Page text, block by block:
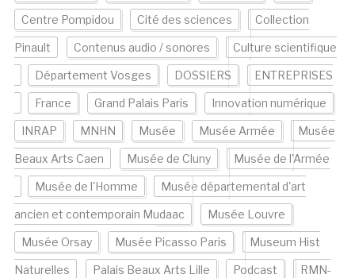
Centre Pompidou Cité des sciences Collection
Pinault Contenus audio / sonores Culture scientifique
Département Vosges DOSSIERS ENTREPRISES
France Grand Palais Paris Innovation numérique
INRAP MNHN Musée Musée Armée Musée
Beaux Arts Caen Musée de Cluny Musée de l'Armée
Musée de l'Homme Musée départemental d'art
ancien et contemporain Mudaac Musée Louvre
Musée Orsay Musée Picasso Paris Museum Hist
Naturelles Palais Beaux Arts Lille Podcast RMN-